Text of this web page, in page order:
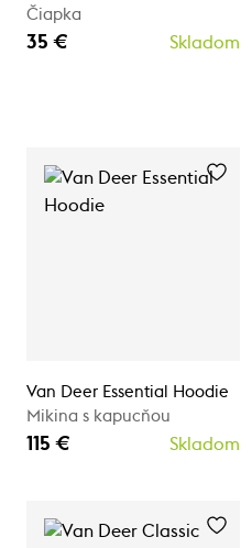
Čiapka
35 € Skladom
Van Deer Essential Hoodie
Mikina s kapucňou
115 € Skladom